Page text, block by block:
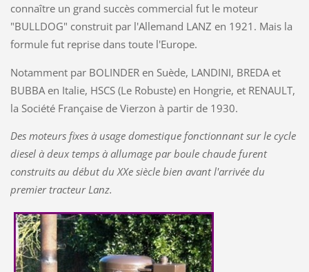
connaître un grand succès commercial fut le moteur
"BULLDOG" construit par l'Allemand LANZ en 1921. Mais la
formule fut reprise dans toute l'Europe.
Notamment par BOLINDER en Suède, LANDINI, BREDA et
BUBBA en Italie, HSCS (Le Robuste) en Hongrie, et RENAULT,
la Société Française de Vierzon à partir de 1930.
Des moteurs fixes à usage domestique fonctionnant sur le cycle
diesel à deux temps à allumage par boule chaude furent
construits au début du XXe siècle bien avant l'arrivée du
premier tracteur Lanz.